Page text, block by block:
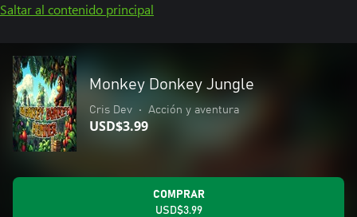
Saltar al contenido principal
Monkey Donkey Jungle
Cris Dev • Acción y aventura
USD$3.99
COMPRAR
USD$3.99